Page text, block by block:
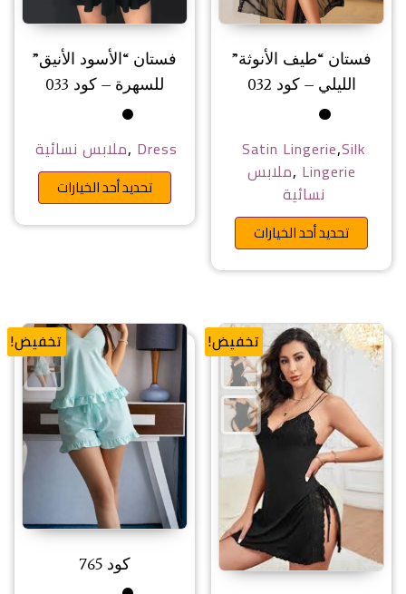
فستان “طيف الأنوثة”
الليلي – كود 032
Satin Lingerie,Silk
Lingerie
,ملابس
نسائية
تحديد أحد الخيارات هناك العديد من الأشكال
فستان “الأسود الأنيق”
للسهرة – كود 033
Dress
,ملابس نسائية
تحديد أحد الخيارات
تخفيض! تخفيض!
كود 765